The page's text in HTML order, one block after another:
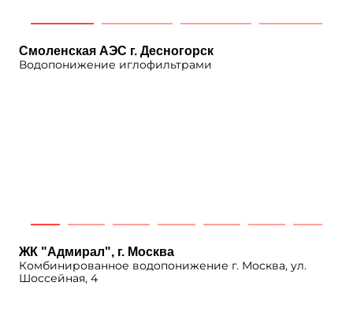
Смоленская АЭС г. Десногорск
Водопонижение иглофильтрами
ЖК "Адмирал", г. Москва
Комбинированное водопонижение г. Москва, ул.
Шоссейная, 4